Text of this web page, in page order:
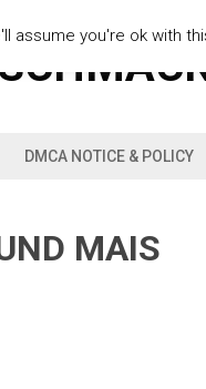
DMCA NOTICE & POLICY
MAIS
you're ok with